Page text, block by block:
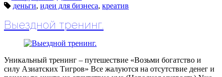
деньги, идеи для бизнеса, креатив
Выездной тренинг.
Уникальный тренинг – путешествие «Возьми богатство и
силу Азиатских Тигров» Все жалуются на отсутствие денег и